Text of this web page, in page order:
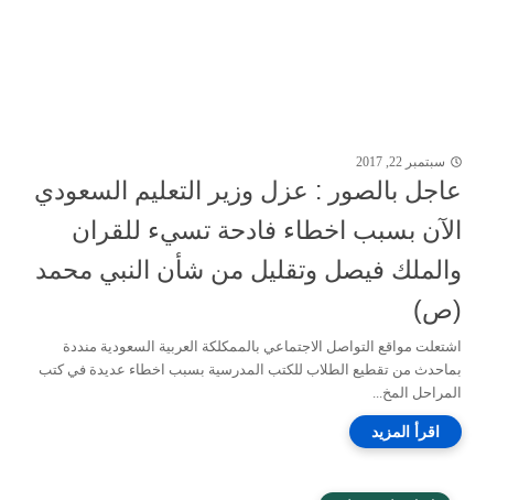
سبتمبر 22, 2017
عاجل بالصور : عزل وزير التعليم السعودي
الآن بسبب اخطاء فادحة تسيء للقران
والملك فيصل وتقليل من شأن النبي محمد
(ص)
اشتعلت مواقع التواصل الاجتماعي بالممكلكة العربية السعودية منددة
بماحدث من تقطيع الطلاب للكتب المدرسية بسبب اخطاء عديدة في كتب
المراحل المخ...